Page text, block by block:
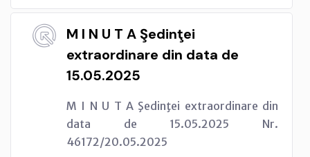
M I N U T A Şedinţei
extraordinare din data de
15.05.2025
M I N U T A Şedinţei extraordinare din
data de 15.05.2025 Nr.
46172/20.05.2025